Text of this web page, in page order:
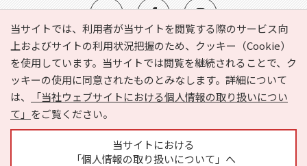
当サイトでは、利用者が当サイトを閲覧する際のサービス向
上およびサイトの利用状況把握のため、クッキー（Cookie）
を使用しています。当サイトでは閲覧を継続されることで、ク
ッキーの使用に同意されたものとみなします。詳細について
は、
「当社ウェブサイトにおける個人情報の取り扱いについ
て」 をご覧ください。
当サイトにおける
「個人情報の取り扱いについて」へ
e-NAVITA（イーナビタ）とは？ お気に入り
ヘルプ
利用規約
個人情報の取り扱いについて
運営会社
サイトマップ
広告掲載に関するお問い合わせ